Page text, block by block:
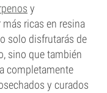
y
ricas en resina
solo disfrutarás de
sino que también
completamente
y curados